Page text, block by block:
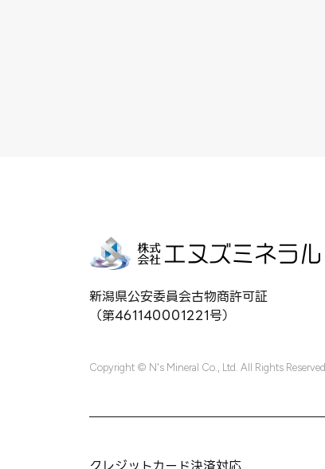
新潟県公安委員会古物商許可証
（第461140001221号）
Copyright © N's Mineral Co., Ltd. All Rights Reserved.